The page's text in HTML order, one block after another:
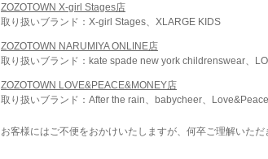
ZOZOTOWN X-girl Stages店
取り扱いブランド：X-girl Stages、XLARGE KIDS
ZOZOTOWN NARUMIYA ONLINE店
取り扱いブランド：kate spade new york childrenswear、
ZOZOTOWN LOVE&PEACE&MONEY店
取り扱いブランド：After the rain、babycheer、
お客様にはご不便をおかけいたしますが、何卒ご理解いただ